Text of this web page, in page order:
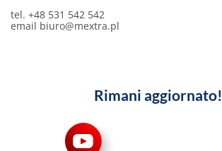
tel. +48 531 542 542
email biuro@mextra.pl
Rimani aggiornato!